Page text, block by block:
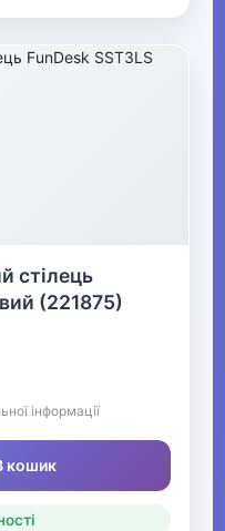
стілець
(221875)
інформації
кошик